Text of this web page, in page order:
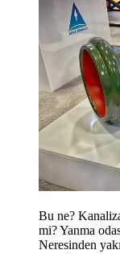
Bu ne?
mi? Yanma
Neresinden